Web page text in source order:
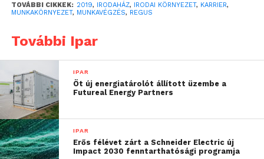
esetleg majd váltunk és
máshol, vagy egészen
más karrierben
teljesedünk ki.
Tovább élünk, tovább vagyunk
aktívak
Ma a globalizáció és a technika fejlődése segíti az
TOVÁBBI CIKKEK: 2019, IRODAHÁZ, IRODAI KÖRNYEZET, KARRIER,
MUNKAKÖRNYEZET, MUNKAVÉGZÉS, REGUS
További Ipar
IPAR
Öt új energiatárolót állított üzembe a
Futureal Energy Partners
IPAR
Erős félévet zárt a Schneider Electric új
Impact 2030 fenntarthatósági programja